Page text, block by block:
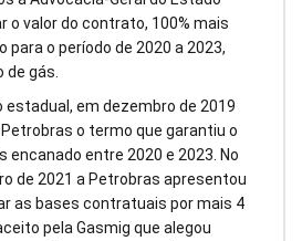
o valor do contrato, 100% mais
para o período de 2020 a 2023,
gás.
estadual, em dezembro de 2019
o termo que garantiu o
encanado entre 2020 e 2023. No
de 2021 a Petrobras apresentou
as bases contratuais por mais 4
pela Gasmig que alegou